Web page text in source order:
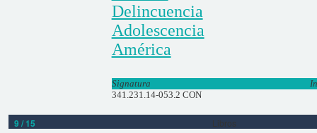
Delincuencia
Adolescencia
América
Signatura
341.231.14-053.2 CON
9 / 15 Libros